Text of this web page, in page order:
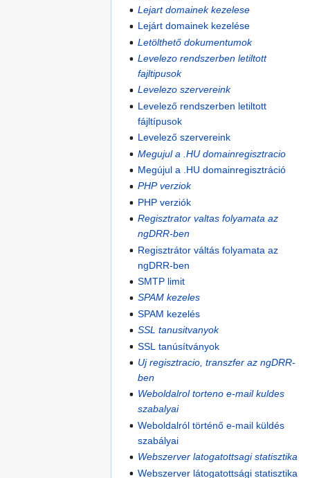
Lejart domainek kezelese
Lejárt domainek kezelése
Letölthető dokumentumok
Levelezo rendszerben letiltott
fajltipusok
Levelezo szervereink
Levelező rendszerben letiltott
fájltípusok
Levelező szervereink
Megujul a .HU domainregisztracio
Megújul a .HU domainregisztráció
PHP verziok
PHP verziók
Regisztrator valtas folyamata az
ngDRR-ben
Regisztrátor váltás folyamata az
ngDRR-ben
SMTP limit
SPAM kezeles
SPAM kezelés
SSL tanusitvanyok
SSL tanúsítványok
Uj regisztracio, transzfer az ngDRR-
ben
Weboldalrol torteno e-mail kuldes
szabalyai
Weboldalról történő e-mail küldés
szabályai
Webszerver latogatottsagi statisztika
Webszerver látogatottsági statisztika